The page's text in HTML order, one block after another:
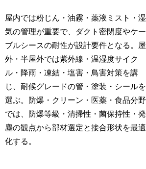
屋内では粉じん・油霧・薬液ミスト・湿
気の管理が重要で、ダクト密閉度やケー
ブルシースの耐性が設計要件となる。屋
外・半屋外では紫外線・温湿度サイク
ル・降雨・凍結・塩害・鳥害対策を講
じ、耐候グレードの管・塗装・シールを
選ぶ。防爆・クリーン・医薬・食品分野
では、防爆等級・清掃性・菌保持性・発
塵の観点から部材選定と接合形状を最適
化する。